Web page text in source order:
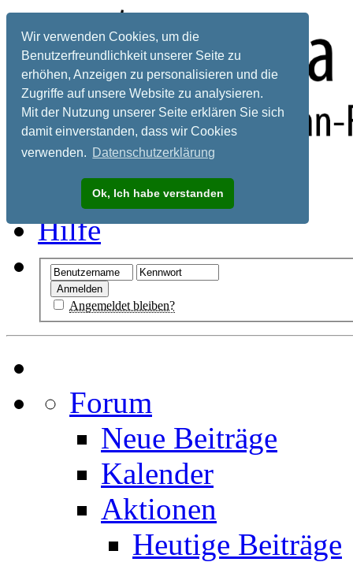
Wir verwenden Cookies, um die
Benutzerfreundlichkeit unserer Seite zu
erhöhen, Anzeigen zu personalisieren und die
Zugriffe auf unsere Website zu analysieren.
Mit der Nutzung unserer Seite erklären Sie sich
damit einverstanden, dass wir Cookies
verwenden. Datenschutzerklärung
Ok, Ich habe verstanden
Registrieren
Hilfe
Angemeldet bleiben?
Forum
Neue Beiträge
Kalender
Aktionen
Heutige Beiträge